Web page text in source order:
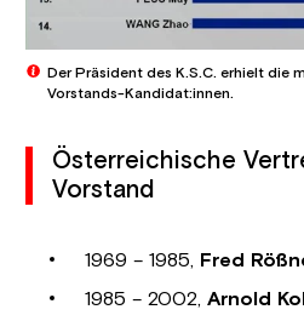
Der Präsident des K.S.C. erhielt die
Vorstands-Kandidat:innen.
Österreichische
Vorstand
1969 – 1985, Fred
1985 – 2002,Arnold